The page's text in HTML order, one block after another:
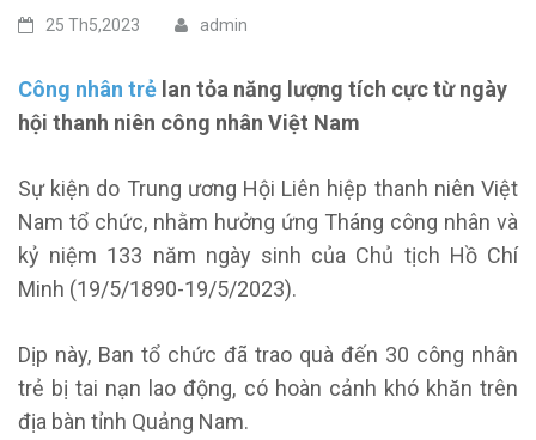
25 Th5,2023 admin
Công nhân trẻ lan tỏa năng lượng tích cực từ ngày
hội thanh niên công nhân Việt Nam
Sự kiện do Trung ương Hội Liên hiệp thanh niên Việt
Nam tổ chức, nhằm hưởng ứng Tháng công nhân và
kỷ niệm 133 năm ngày sinh của Chủ tịch Hồ Chí
Minh (19/5/1890-19/5/2023).
Dịp này, Ban tổ chức đã trao quà đến 30 công nhân
trẻ bị tai nạn lao động, có hoàn cảnh khó khăn trên
địa bàn tỉnh Quảng Nam.